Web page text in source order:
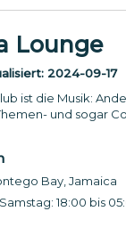
Lounge
2024-09-17
ist die Musik:
und sogar
Bay, Jamaica
18:00 bis